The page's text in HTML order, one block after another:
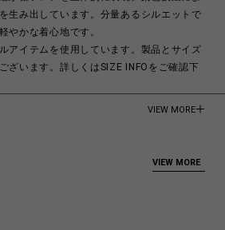
生み出しています。分量あるシルエットで
やかな着心地です。
アイテムを使用しています。製品とサイズ
ざいます。詳しくはSIZE INFOをご確認下
い合わせはこちら
VIEW MORE
VIEW MORE